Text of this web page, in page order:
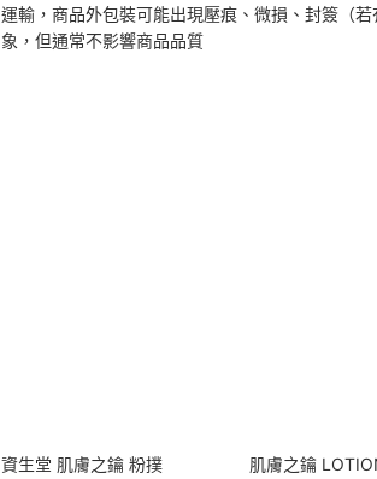
運輸，商品外包裝可能出現壓痕、微損、封簽（
象，但通常不影響商品品質
資生堂 肌膚之鑰 粉撲
肌膚之鑰